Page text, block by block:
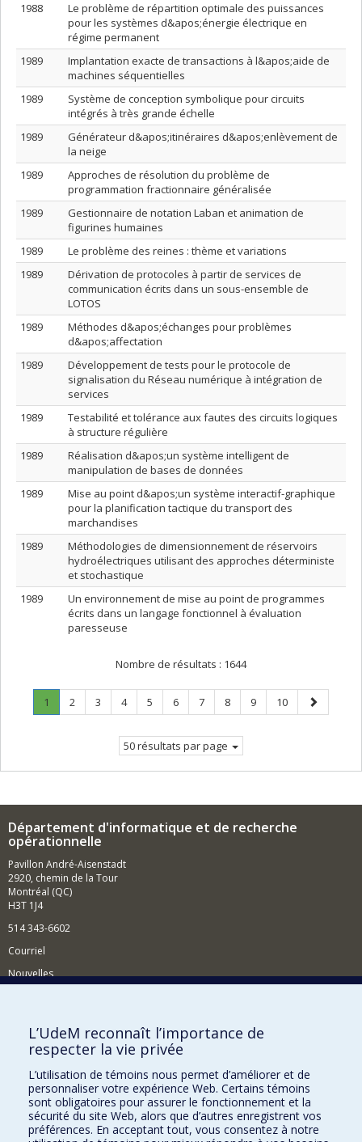
1988
Le problème de répartition optimale des puissances
pour les systèmes d&apos;énergie électrique en
régime permanent
1989
Implantation exacte de transactions à l&apos;aide de
machines séquentielles
1989
Système de conception symbolique pour circuits
intégrés à très grande échelle
1989
Générateur d&apos;itinéraires d&apos;enlèvement de
la neige
1989
Approches de résolution du problème de
programmation fractionnaire généralisée
1989
Gestionnaire de notation Laban et animation de
figurines humaines
1989
Le problème des reines : thème et variations
1989
Dérivation de protocoles à partir de services de
communication écrits dans un sous-ensemble de
LOTOS
1989
Méthodes d&apos;échanges pour problèmes
d&apos;affectation
1989
Développement de tests pour le protocole de
signalisation du Réseau numérique à intégration de
services
1989
Testabilité et tolérance aux fautes des circuits logiques
à structure régulière
1989
Réalisation d&apos;un système intelligent de
manipulation de bases de données
1989
Mise au point d&apos;un système interactif-graphique
pour la planification tactique du transport des
marchandises
1989
Méthodologies de dimensionnement de réservoirs
hydroélectriques utilisant des approches déterministe
et stochastique
1989
Un environnement de mise au point de programmes
écrits dans un langage fonctionnel à évaluation
paresseuse
Nombre de résultats : 1644
Page
1
Page
Page
2 Page
3 Page
4 Page
5 Page
6 Page
7 Page
8 Page
9 Page
10
Page
suivante
50 résultats par page
Département d'informatique et de recherche
opérationnelle
Pavillon André-Aisenstadt
2920, chemin de la Tour
Montréal (QC)
H3T 1J4
514 343-6602
Courriel
Nouvelles
Comment soutenir le Département?
BESOIN D'AIDE?
Plan du site
Signaler une erreur
Accessibilité
L’UdeM reconnaît l’importance de
respecter la vie privée
L’utilisation de témoins nous permet d’améliorer et de
personnaliser votre expérience Web. Certains témoins
sont obligatoires pour assurer le fonctionnement et la
sécurité du site Web, alors que d’autres enregistrent vos
préférences. En acceptant tout, vous consentez à notre